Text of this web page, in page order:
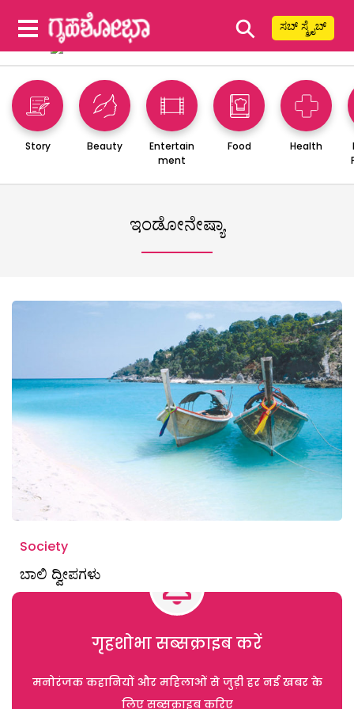
⚲ ಸಬ್ ಸ್ಕ್ರೈಬ್
Story Beauty
Entertain
ment
Food Health
ಇಂಡೋನೇಷ್ಯಾ
Society
ಬಾಲಿ ದ್ವೀಪಗಳು
गृहशोभा सब्सक्राइब करें
मनोरंजक कहानियों और महिलाओं से जुड़ी हर नई खबर के
लिए सब्सक्राइब करिए